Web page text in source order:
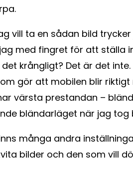
vill ta en sådan bild
med fingret för att ställa
det krångligt? Det är det
gör att mobilen blir
värsta prestandan –
bländarläget när jag tog
många andra
bilder och den som vill